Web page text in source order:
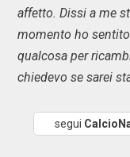
affetto. Dissi a me
momento ho
qualcosa per
chiedevo se sarei
segui